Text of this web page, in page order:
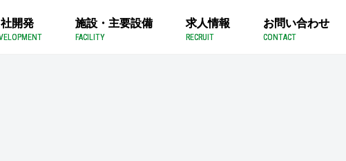
開発 施設・主要設備
FACILITY
求人情報
RECRUIT
お問い合わせ
CONTACT